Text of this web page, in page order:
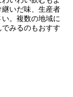
いだ味、生産者
。複数の地域に
みるのもおすす